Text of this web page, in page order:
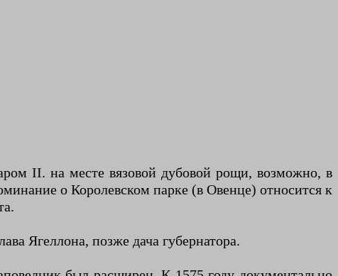
II. на месте вязовой дубовой рощи, возможно, в
о Королевском парке (в Овенце) относится к
Ягеллона, позже дача губернатора.